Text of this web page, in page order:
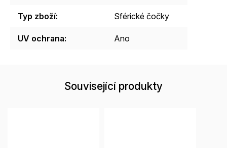
Typ zboží: Sférické čočky
UV ochrana: Ano
Související produkty